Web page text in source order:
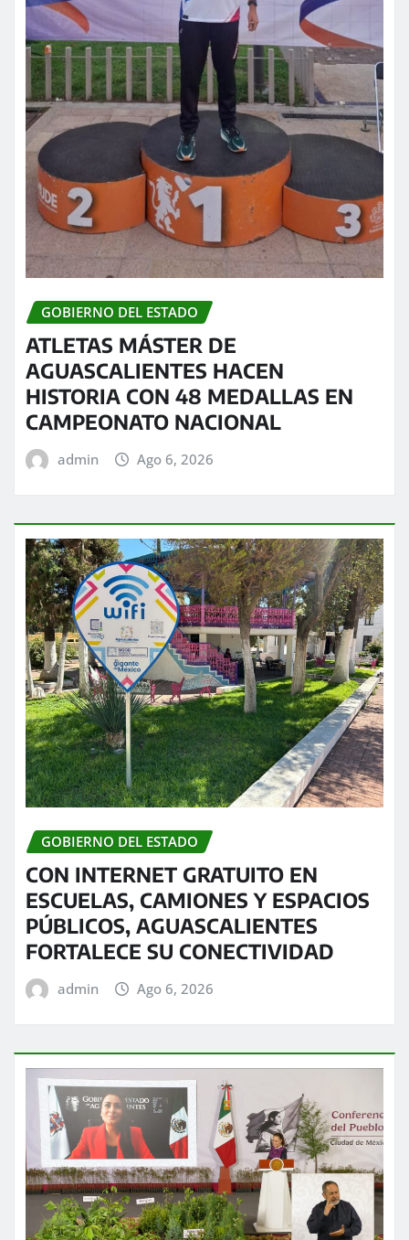
GOBIERNO DEL ESTADO
ATLETAS MÁSTER DE
AGUASCALIENTES HACEN
HISTORIA CON 48 MEDALLAS EN
CAMPEONATO NACIONAL
admin Ago 6, 2026
GOBIERNO DEL ESTADO
CON INTERNET GRATUITO EN
ESCUELAS, CAMIONES Y ESPACIOS
PÚBLICOS, AGUASCALIENTES
FORTALECE SU CONECTIVIDAD
admin Ago 6, 2026